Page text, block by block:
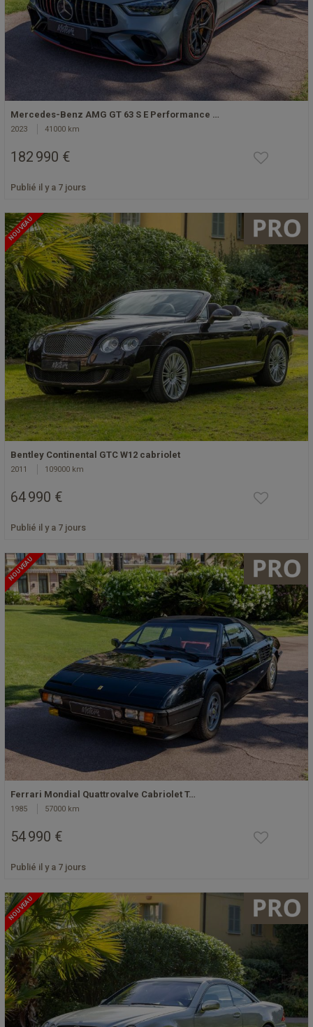
Mercedes-Benz AMG GT 63 S E Performance …
2023 41000 km
182 990 €
Publié il y a 7 jours
NOUVEAU
Bentley Continental GTC W12 cabriolet
2011 109000 km
64 990 €
Publié il y a 7 jours
NOUVEAU
Ferrari Mondial Quattrovalve Cabriolet T…
1985 57000 km
54 990 €
Publié il y a 7 jours
NOUVEAU